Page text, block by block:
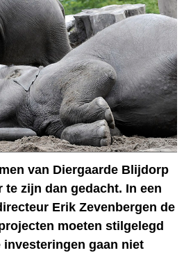
van Diergaarde Blijdorp
zijn dan gedacht. In een
Erik Zevenbergen de
moeten stilgelegd
gaan niet